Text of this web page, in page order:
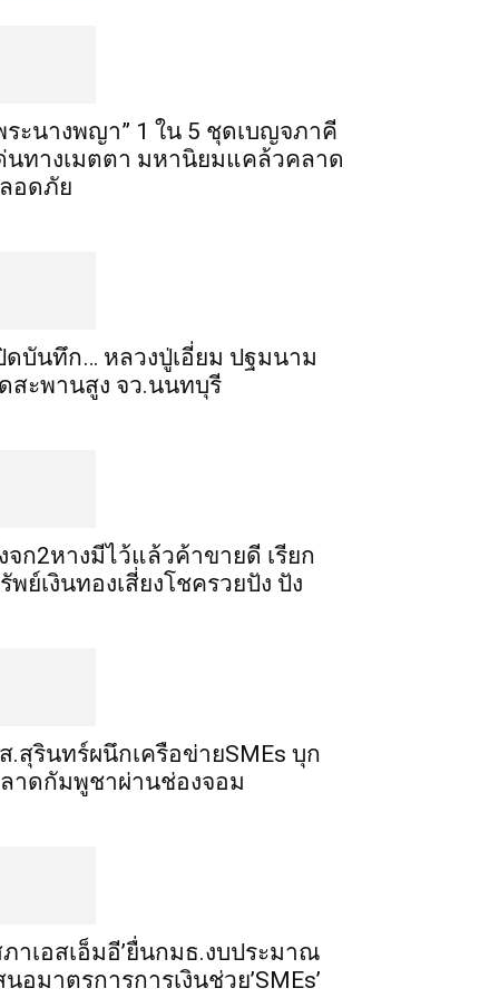
ระ​นาง​พญา” 1 ใน 5​ ชุดเบญจ​ภาคี​
นทางเมตตา​ มหา​นิยม​แคล้วคลาด​
อดภัย​
ดบันทึก… หลวงปู่เอี่ยม ​ปฐม​นาม​
สะพานสูง​ จว.นนทบุรี
จก​2​หาง​มีไว้แล้ว​ค้าขาย​ดี​ เรียก​
พย์เงินทอง​เสี่ยงโชค​รวยปัง​ ปัง​
.สุรินทร์ผนึกเครือข่ายSMEs บุก
าดกัมพูชาผ่านช่องจอม
ภาเอสเอ็มอี’ยื่นกมธ.งบประมาณ
นอมาตรการการเงินช่วย’SMEs’